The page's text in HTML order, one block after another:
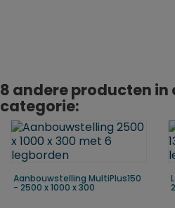
8 andere producten in
categorie:
Aanbouwstelling MultiPlus150
- 2500 x 1000 x 300